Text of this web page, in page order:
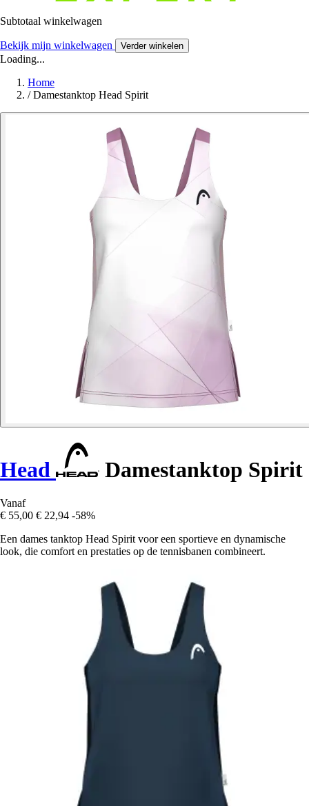
Subtotaal winkelwagen
Bekijk mijn winkelwagen Verder winkelen
Loading...
Home
/ Damestanktop Head Spirit
Head Damestanktop Spirit
Vanaf
€ 55,00 € 22,94 -58%
Een dames tanktop Head Spirit voor een sportieve en dynamische
look, die comfort en prestaties op de tennisbanen combineert.